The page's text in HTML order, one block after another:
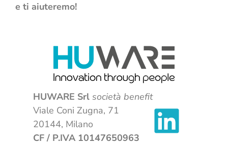
e ti aiuteremo!
HUWARE Srl società benefit
Viale Coni Zugna, 71
20144, Milano
CF / P.IVA 10147650963